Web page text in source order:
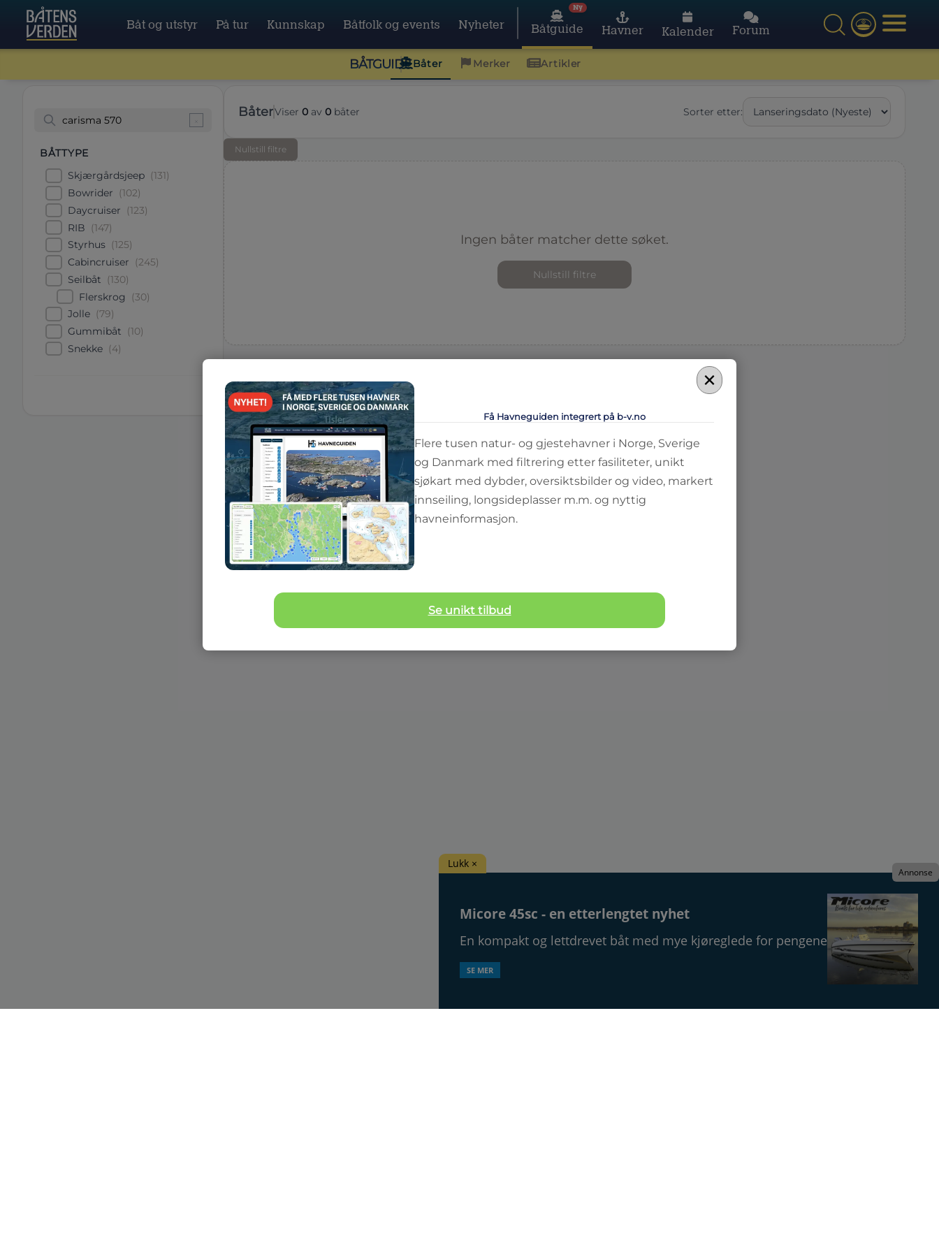
Båt og utstyr På tur Kunnskap Båtfolk og events Nyheter Båtguide
Ny
Havner Kalender Forum
BÅTGUIDEBåter Merker Artikler
BÅTTYPE
Skjærgårdsjeep (131)
Bowrider (102)
Daycruiser (123)
RIB (147)
Styrhus (125)
Cabincruiser (245)
Seilbåt (130)
Flerskrog
(30)
Jolle (79)
Gummibåt (10)
Snekke (4)
båterViser 0 av 0 båter Sorter etter:
Nullstill filtre
Ingen båter matcher dette søket.
Nullstill filtre
×
Få Havneguiden integrert på b-v.no
Flere tusen natur- og gjestehavner i Norge, Sverige
og Danmark med filtrering etter fasiliteter, unikt
sjøkart med dybder, oversiktsbilder og video, markert
innseiling, longsideplasser m.m. og nyttig
havneinformasjon.
Se unikt tilbud
Micore 45sc - en etterlengtet nyhet
En kompakt og lettdrevet båt med mye kjøreglede for pengene
SE MER
Annonse
Lukk ×